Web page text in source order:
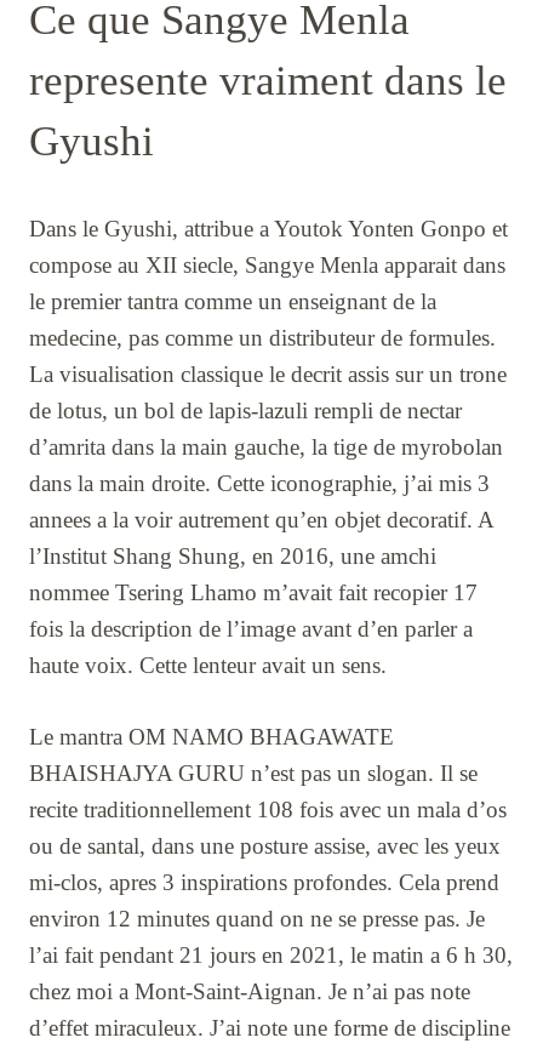
Ce que Sangye Menla
represente vraiment dans le
Gyushi
Dans le Gyushi, attribue a Youtok Yonten Gonpo et
compose au XII siecle, Sangye Menla apparait dans
le premier tantra comme un enseignant de la
medecine, pas comme un distributeur de formules.
La visualisation classique le decrit assis sur un trone
de lotus, un bol de lapis-lazuli rempli de nectar
d’amrita dans la main gauche, la tige de myrobolan
dans la main droite. Cette iconographie, j’ai mis 3
annees a la voir autrement qu’en objet decoratif. A
l’Institut Shang Shung, en 2016, une amchi
nommee Tsering Lhamo m’avait fait recopier 17
fois la description de l’image avant d’en parler a
haute voix. Cette lenteur avait un sens.
Le mantra OM NAMO BHAGAWATE
BHAISHAJYA GURU n’est pas un slogan. Il se
recite traditionnellement 108 fois avec un mala d’os
ou de santal, dans une posture assise, avec les yeux
mi-clos, apres 3 inspirations profondes. Cela prend
environ 12 minutes quand on ne se presse pas. Je
l’ai fait pendant 21 jours en 2021, le matin a 6 h 30,
chez moi a Mont-Saint-Aignan. Je n’ai pas note
d’effet miraculeux. J’ai note une forme de discipline